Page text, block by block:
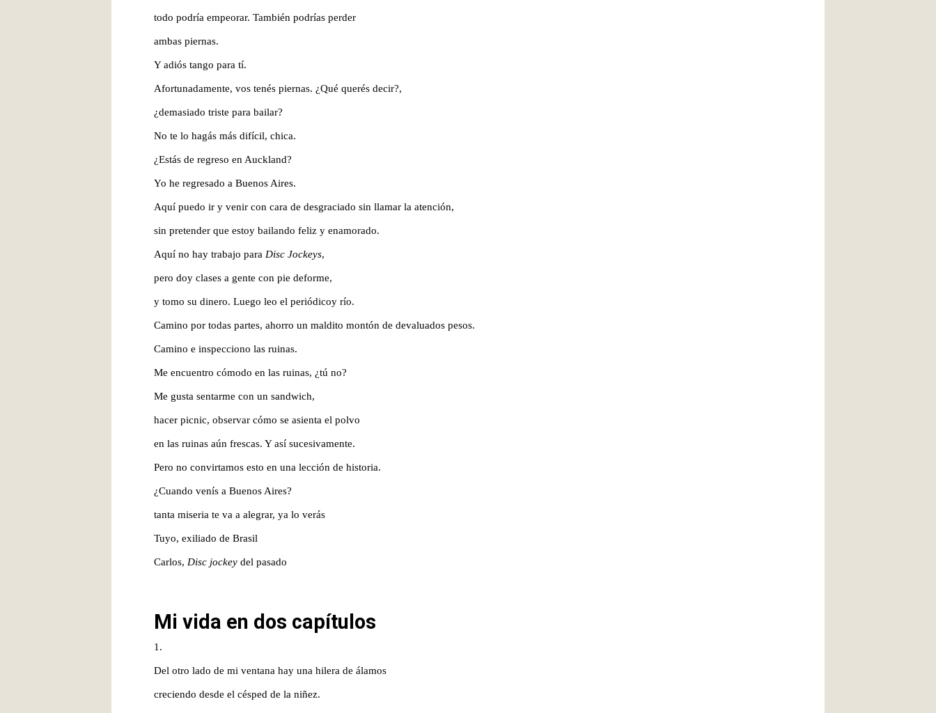
todo podría empeorar. También podrías perder
ambas piernas.
Y adiós tango para tí.
Afortunadamente, vos tenés piernas. ¿Qué querés decir?,
¿demasiado triste para bailar?
No te lo hagás más difícil, chica.
¿Estás de regreso en Auckland?
Yo he regresado a Buenos Aires.
Aquí puedo ir y venir con cara de desgraciado sin llamar la atención,
sin pretender que estoy bailando feliz y enamorado.
Aquí no hay trabajo para Disc Jockeys,
pero doy clases a gente con pie deforme,
y tomo su dinero. Luego leo el periódicoy río.
Camino por todas partes, ahorro un maldito montón de devaluados pesos.
Camino e inspecciono las ruinas.
Me encuentro cómodo en las ruinas, ¿tú no?
Me gusta sentarme con un sandwich,
hacer picnic, observar cómo se asienta el polvo
en las ruinas aún frescas. Y así sucesivamente.
Pero no convirtamos esto en una lección de historia.
¿Cuando venís a Buenos Aires?
tanta miseria te va a alegrar, ya lo verás
Tuyo, exiliado de Brasil
Carlos, Disc jockeydel pasado
Mi vida en dos capítulos
1.
Del otro lado de mi ventana hay una hilera de álamos
creciendo desde el césped de la niñez.